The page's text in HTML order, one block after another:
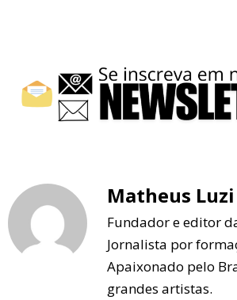
Matheus Luzi
Fundador e editor
Jornalista por
Apaixonado pelo
grandes artistas.